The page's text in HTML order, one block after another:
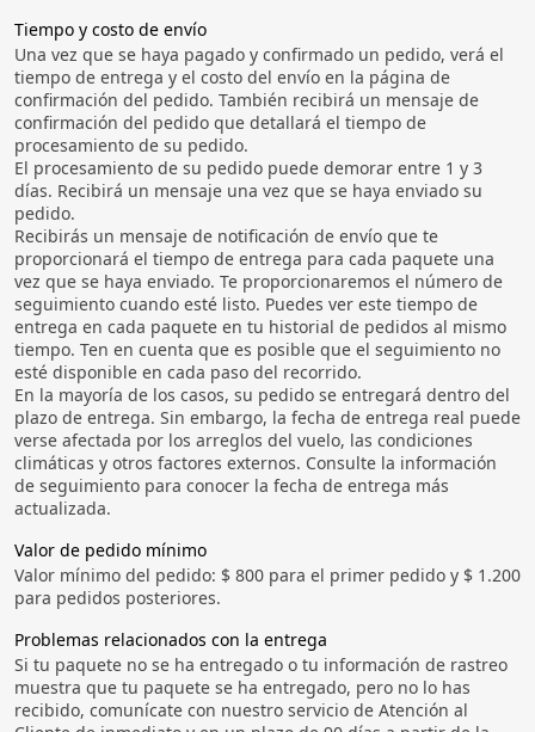
Tiempo y costo de envío
Una vez que se haya pagado y confirmado un pedido, verá el
tiempo de entrega y el costo del envío en la página de
confirmación del pedido. También recibirá un mensaje de
confirmación del pedido que detallará el tiempo de
procesamiento de su pedido.
El procesamiento de su pedido puede demorar entre 1 y 3
días. Recibirá un mensaje una vez que se haya enviado su
pedido.
Recibirás un mensaje de notificación de envío que te
proporcionará el tiempo de entrega para cada paquete una
vez que se haya enviado. Te proporcionaremos el número de
seguimiento cuando esté listo. Puedes ver este tiempo de
entrega en cada paquete en tu historial de pedidos al mismo
tiempo. Ten en cuenta que es posible que el seguimiento no
esté disponible en cada paso del recorrido.
En la mayoría de los casos, su pedido se entregará dentro del
plazo de entrega. Sin embargo, la fecha de entrega real puede
verse afectada por los arreglos del vuelo, las condiciones
climáticas y otros factores externos. Consulte la información
de seguimiento para conocer la fecha de entrega más
actualizada.
Valor de pedido mínimo
Valor mínimo del pedido: $ 800 para el primer pedido y $ 1.200
para pedidos posteriores.
Problemas relacionados con la entrega
Si tu paquete no se ha entregado o tu información de rastreo
muestra que tu paquete se ha entregado, pero no lo has
recibido, comunícate con nuestro servicio de Atención al